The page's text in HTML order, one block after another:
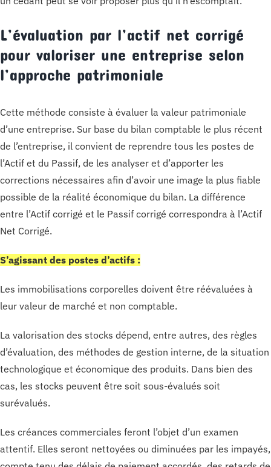
L’évaluation par l’actif net corrigé
pour valoriser une entreprise selon
l’approche patrimoniale
Cette méthode consiste à évaluer la valeur patrimoniale
d’une entreprise. Sur base du bilan comptable le plus récent
de l’entreprise, il convient de reprendre tous les postes de
l’Actif et du Passif, de les analyser et d’apporter les
corrections nécessaires afin d’avoir une image la plus fiable
possible de la réalité économique du bilan. La différence
entre l’Actif corrigé et le Passif corrigé correspondra à l’Actif
Net Corrigé.
S’agissant des postes d’actifs :
Les immobilisations corporelles doivent être réévaluées à
leur valeur de marché et non comptable.
La valorisation des stocks dépend, entre autres, des règles
d’évaluation, des méthodes de gestion interne, de la situation
technologique et économique des produits. Dans bien des
cas, les stocks peuvent être soit sous-évalués soit
surévalués.
Les créances commerciales feront l’objet d’un examen
attentif. Elles seront nettoyées ou diminuées par les impayés,